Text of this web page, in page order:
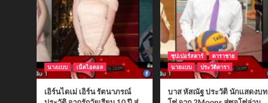
นางแบบ เน็ตไอดอล
เอิร์นไดเม่ เอิร์น รัตนาภรณ์
ซุปเปอร์สตาร์
ดาราชาย
นายแบบ
ประวัติดารา
บาส หัสณัฐ ประวัติ นักแสดงบท